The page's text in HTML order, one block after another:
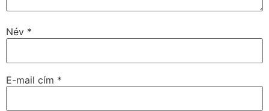
Név *
E-mail cím *